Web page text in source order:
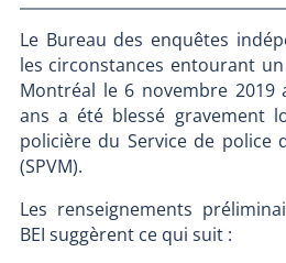
Le Bureau des enquêtes
les circonstances entourant
Montréal le 6 novembre
ans a été blessé gravement
policière du Service de police
(SPVM).
Les renseignements
BEI suggèrent ce qui suit :